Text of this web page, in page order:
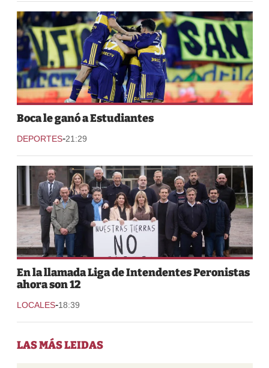
Boca le ganó a Estudiantes
DEPORTES-21:29
En la llamada Liga de Intendentes Peronistas
ahora son 12
LOCALES-18:39
LAS MÁS LEIDAS